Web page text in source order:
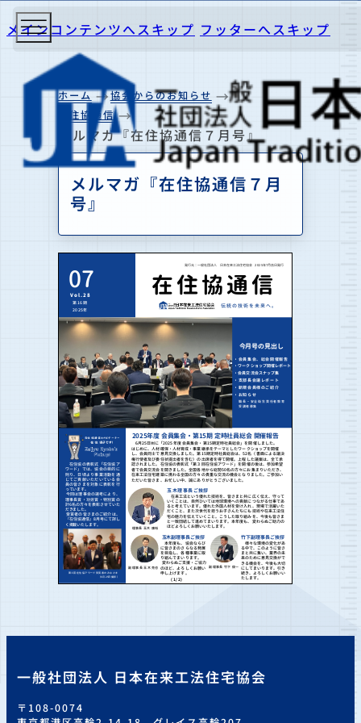
メインコンテンツへスキップ フッターへスキップ
ホーム
協会からのお知らせ
在住協通信
メルマガ『在住協通信７月号』
メルマガ『在住協通信７月
号』
一般社団法人 日本在来工法住宅協会
〒108-0074